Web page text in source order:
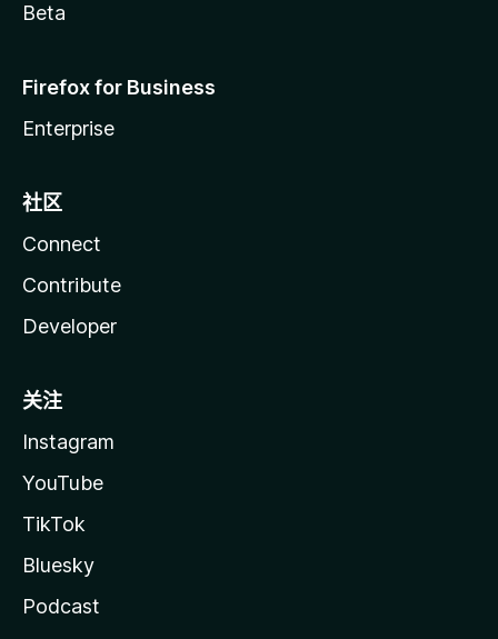
Beta
Firefox for Business
Enterprise
社区
Connect
Contribute
Developer
关注
Instagram
YouTube
TikTok
Bluesky
Podcast